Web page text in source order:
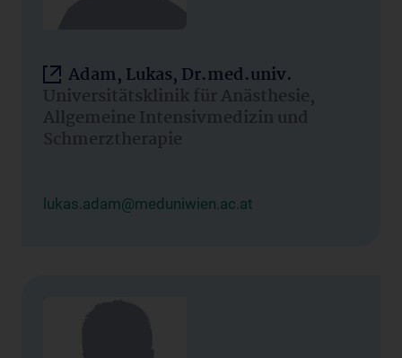
Adam, Lukas, Dr.med.univ.
Universitätsklinik für Anästhesie,
Allgemeine Intensivmedizin und
Schmerztherapie
lukas.adam@meduniwien.ac.at